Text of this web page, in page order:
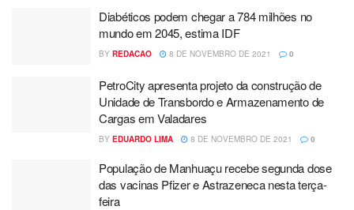
Diabéticos podem chegar a 784 milhões no
mundo em 2045, estima IDF
BY REDACAO 8 DE NOVEMBRO DE 2021 0
PetroCity apresenta projeto da construção de
Unidade de Transbordo e Armazenamento de
Cargas em Valadares
BY EDUARDO LIMA 8 DE NOVEMBRO DE 2021 0
População de Manhuaçu recebe segunda dose
das vacinas Pfizer e Astrazeneca nesta terça-
feira